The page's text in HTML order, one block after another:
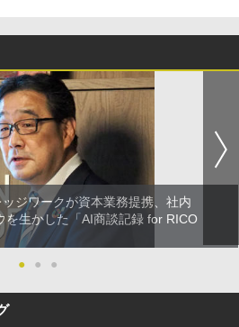
ジワークが資本業務提携、社内
を生かした「AI商談記録 for RICO
●
● ●